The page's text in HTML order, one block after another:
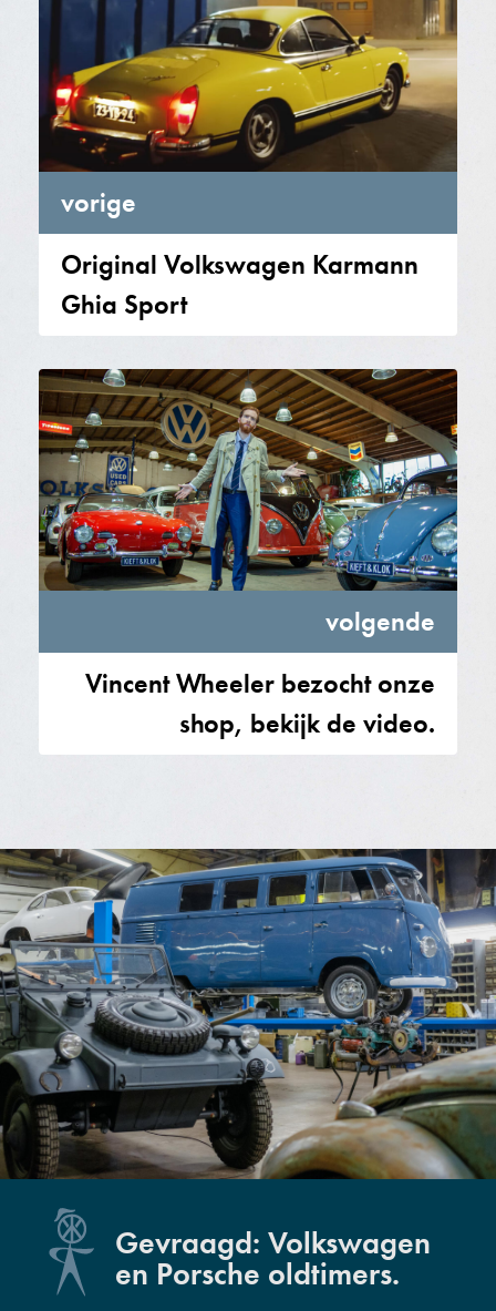
vorige
Original Volkswagen Karmann
Ghia Sport
volgende
Vincent Wheeler bezocht onze
shop, bekijk de video.
Gevraagd: Volkswagen
en Porsche oldtimers.